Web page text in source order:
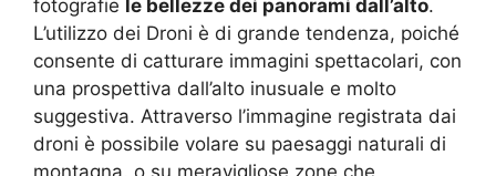
fotografie le bellezze dei panorami dall’alto.
L’utilizzo dei Droni è di grande tendenza, poiché
consente di catturare immagini spettacolari, con
una prospettiva dall’alto inusuale e molto
suggestiva. Attraverso l’immagine registrata dai
droni è possibile volare su paesaggi naturali di
montagna, o su meravigliose zone che